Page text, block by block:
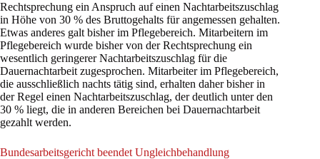
Rechtsprechung ein Anspruch auf einen Nachtarbeitszuschlag
in Höhe von 30 % des Bruttogehalts für angemessen gehalten.
Etwas anderes galt bisher im Pflegebereich. Mitarbeitern im
Pflegebereich wurde bisher von der Rechtsprechung ein
wesentlich geringerer Nachtarbeitszuschlag für die
Dauernachtarbeit zugesprochen. Mitarbeiter im Pflegebereich,
die ausschließlich nachts tätig sind, erhalten daher bisher in
der Regel einen Nachtarbeitszuschlag, der deutlich unter den
30 % liegt, die in anderen Bereichen bei Dauernachtarbeit
gezahlt werden.
Bundesarbeitsgericht beendet Ungleichbehandlung